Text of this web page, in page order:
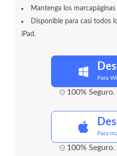
Mantenga los
Disponible para casi todos
iPad.
Para
100%
Para
100%